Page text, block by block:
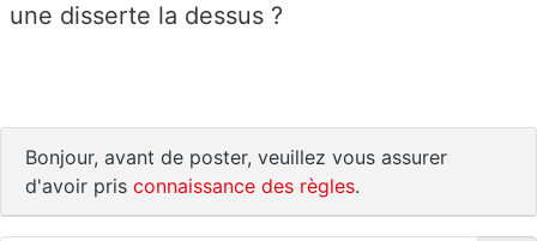
une disserte la dessus ?
Bonjour, avant de poster, veuillez vous assurer
d'avoir pris connaissance des règles.